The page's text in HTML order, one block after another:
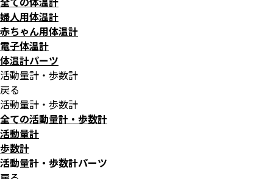
婦人用体温計
赤ちゃん用体温計
電子体温計
体温計パーツ
活動量計・歩数計
戻る
活動量計・歩数計
全ての活動量計・歩数計
活動量計
歩数計
活動量計・歩数計パーツ